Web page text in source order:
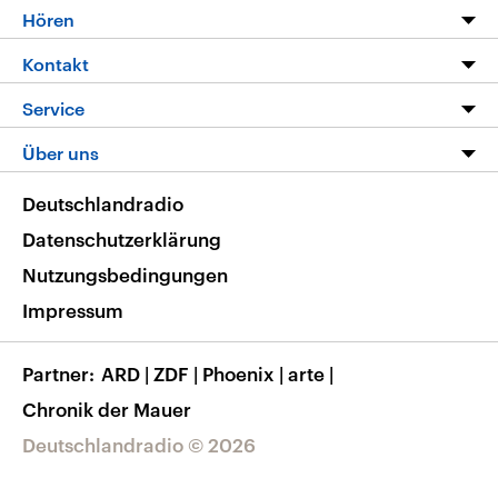
Programm
Die Nachrichten
Nachrichtenleicht
Neue Beiträge auf dlf.de
Hören
Livestream
Podcasts
Deutschlandfunk App
Nachrichten App
Frequenzen
Kontakt
Hörerservice
Service
FAQ
Veranstaltungen
Musikliste
RSS
Über uns
Barrierefreiheit
Deutschlandradio © 2026
Deutschlandradio
Datenschutzerklärung
Nutzungsbedingungen
Impressum
Partner ARD | ZDF | Phoenix | arte |
Chronik der Mauer